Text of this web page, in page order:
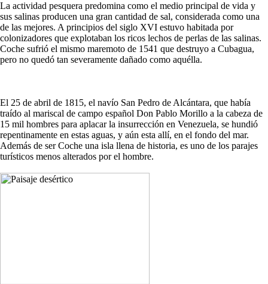
La actividad pesquera predomina como el medio principal de vida y
sus salinas producen una gran cantidad de sal, considerada como una
de las mejores. A principios del siglo XVI estuvo habitada por
colonizadores que explotaban los ricos lechos de perlas de las salinas.
Coche sufrió el mismo maremoto de 1541 que destruyo a Cubagua,
pero no quedó tan severamente dañado como aquélla.
El 25 de abril de 1815, el navío San Pedro de Alcántara, que había
traído al mariscal de campo español Don Pablo Morillo a la cabeza de
15 mil hombres para aplacar la insurrección en Venezuela, se hundió
repentinamente en estas aguas, y aún esta allí, en el fondo del mar.
Además de ser Coche una isla llena de historia, es uno de los parajes
turísticos menos alterados por el hombre.